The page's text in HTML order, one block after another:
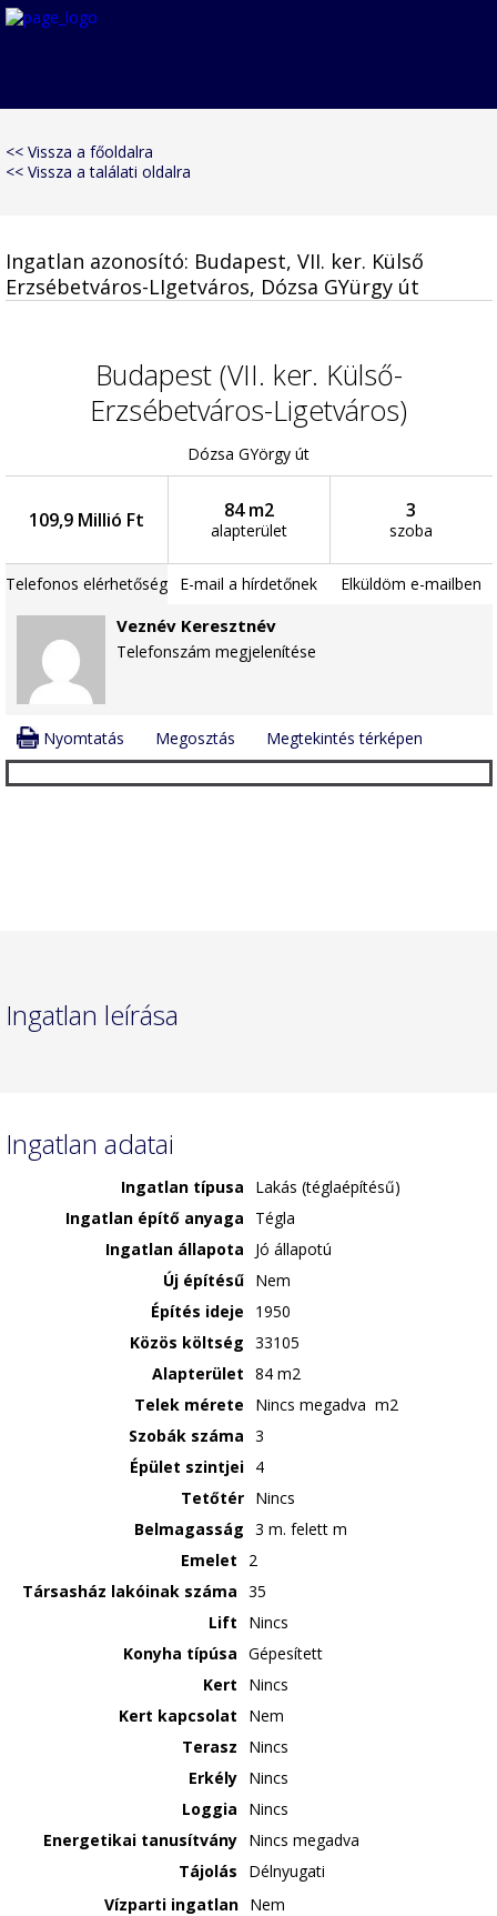
<< Vissza a főoldalra
<< Vissza a találati oldalra
Ingatlan azonosító: Budapest, VII. ker. Külső
Erzsébetváros-LIgetváros, Dózsa GYürgy út
Budapest (VII. ker. Külső-
Erzsébetváros-Ligetváros)
Dózsa GYörgy út
109,9 Millió Ft 84 m2
alapterület
3
szoba
Telefonos elérhetőség E-mail a hírdetőnek Elküldöm e-mailben
Veznév Keresztnév
Telefonszám megjelenítése
Nyomtatás Megosztás Megtekintés térképen
Ingatlan leírása
Ingatlan adatai
Ingatlan típusa
Lakás (téglaépítésű)
Ingatlan építő anyaga
Tégla
Ingatlan állapota
Jó állapotú
Új építésű
Nem
Építés ideje
1950
Közös költség 33105
Alapterület 84 m2
Telek mérete
Nincs megadva m2
Szobák száma 3
Épület szintjei
4
Tetőtér
Nincs
Belmagasság 3 m. felett m
Emelet
2
Társasház lakóinak száma 35
Lift
Nincs
Konyha típúsa Gépesített
Kert
Nincs
Kert kapcsolat
Nem
Terasz
Nincs
Erkély
Nincs
Loggia
Nincs
Energetikai tanusítvány
Nincs megadva
Tájolás
Délnyugati
Vízparti ingatlan
Nem